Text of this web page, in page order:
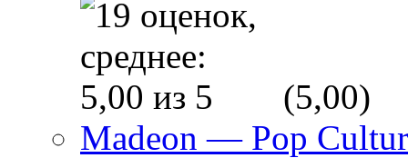
(5,00)
Madeon — Pop